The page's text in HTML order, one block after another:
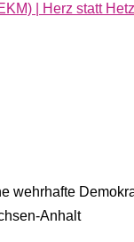
| Herz statt
wehrhafte
Anhalt